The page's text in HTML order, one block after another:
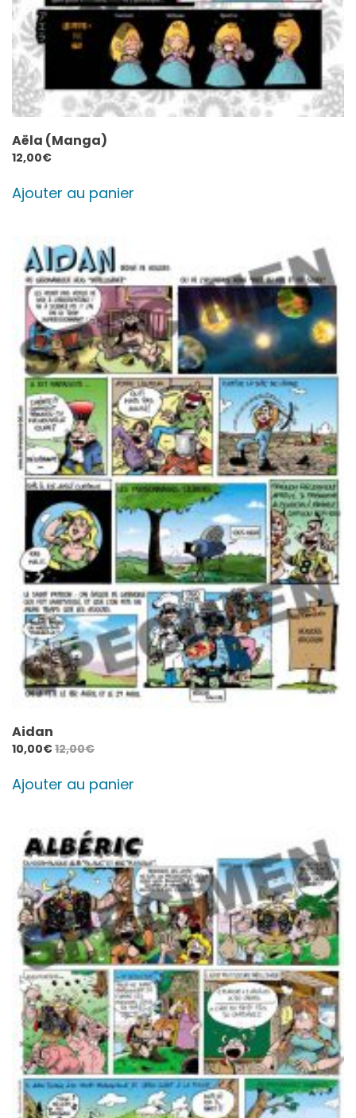
Aëla (Manga)
12,00€
Ajouter au panier
Aidan
10,00€12,00€
Ajouter au panier